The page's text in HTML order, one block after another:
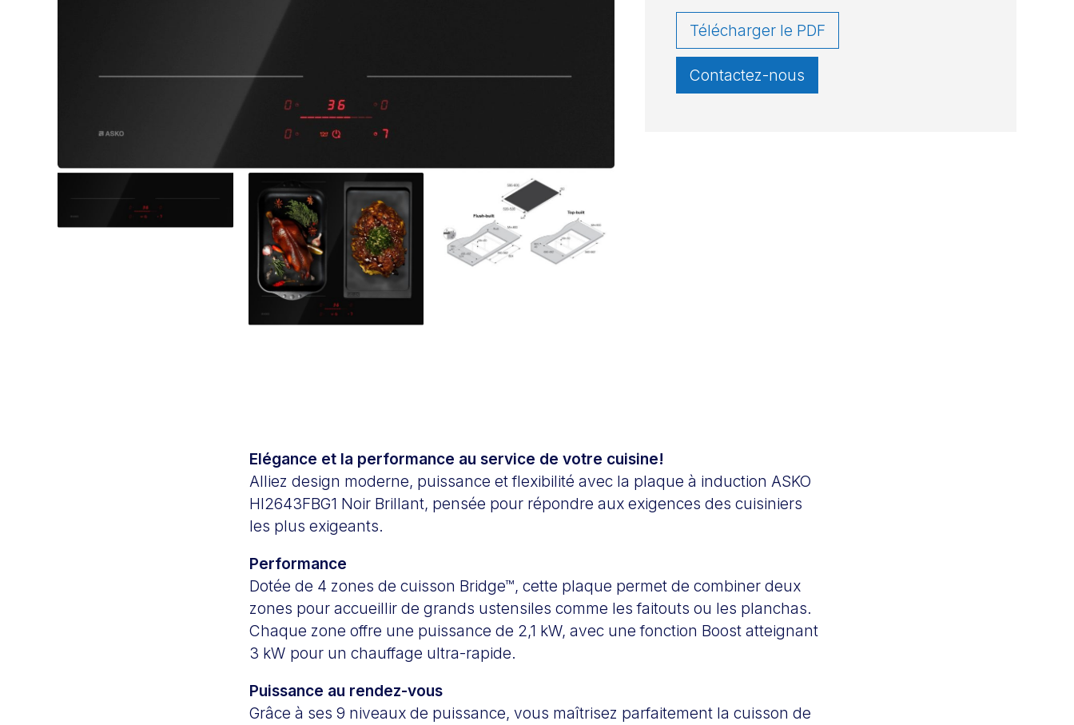
Télécharger le PDF
Contactez-nous
Elégance et la performance au service de votre cuisine!
Alliez design moderne, puissance et flexibilité avec la plaque à induction ASKO
HI2643FBG1 Noir Brillant, pensée pour répondre aux exigences des cuisiniers
les plus exigeants.
Performance
Dotée de 4 zones de cuisson Bridge™, cette plaque permet de combiner deux
zones pour accueillir de grands ustensiles comme les faitouts ou les planchas.
Chaque zone offre une puissance de 2,1 kW, avec une fonction Boost atteignant
3 kW pour un chauffage ultra-rapide.
Puissance au rendez-vous
Grâce à ses 9 niveaux de puissance, vous maîtrisez parfaitement la cuisson de